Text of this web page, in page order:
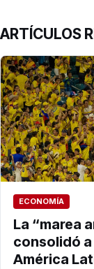
ARTÍCULOS
ECONOMÍA
La “marea
consolidó
América